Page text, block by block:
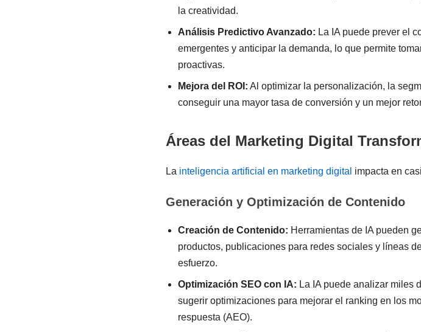
la creatividad.
Análisis Predictivo Avanzado: La IA puede prever el
emergentes y anticipar la demanda, lo que permite
proactivas.
Mejora del ROI: Al optimizar la personalización, la
conseguir una mayor tasa de conversión y un mejor
Áreas del Marketing Digital
La inteligencia artificial en marketing digital impacta en
Generación y Optimización de Contenido
Creación de Contenido: Herramientas de IA pueden
productos, publicaciones para redes sociales y líneas
esfuerzo.
Optimización SEO con IA: La IA puede analizar miles
sugerir optimizaciones para mejorar el ranking en los
respuesta (AEO).